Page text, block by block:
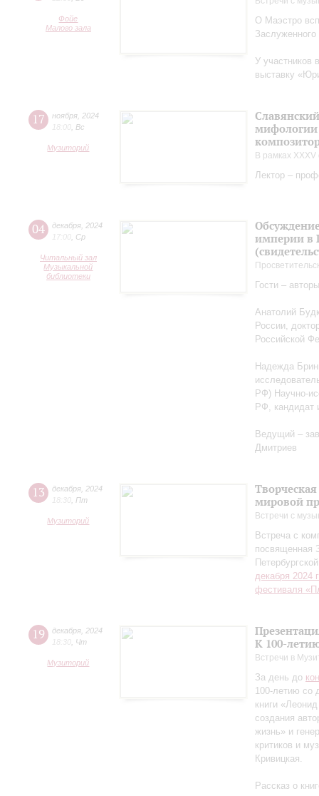
Фойе
Малого зала
О Маэстро
У участников
выставку
17 ноября 2024
18:00 Вс
Музиторий
мифологии
В рамках
Лектор –
04 декабря 2024
17:00 Ср
Читальный зал
Музыкальной
библиотеки
империи в
Гости –
Анатолий
России,
Российской
Надежда
РФ) Научно-
РФ, кандидат
Ведущий –
Дмитриев
13 декабря 2024
18:30 Пт
Музиторий
мировой
Встречи с
Встреча с
посвященная
декабря 2024
фестиваля
19 декабря 2024
18:30 Чт
Музиторий
К 100-
Встречи в
За день до
100-летию со
книги
создания
жизнь» и
критиков и
Кривицкая.
Рассказ о